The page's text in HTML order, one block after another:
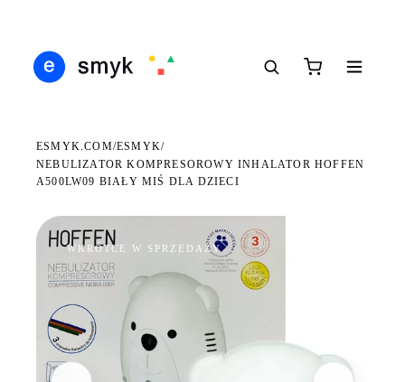
ESMYK.COM/ESMYK/
NEBULIZATOR KOMPRESOROWY INHALATOR HOFFEN
A500LW09 BIAŁY MIŚ DLA DZIECI
WKRÓTCE W SPRZEDAŻY